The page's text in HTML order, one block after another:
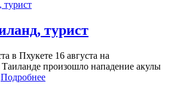
турист
в Пхукете 16 августа на
произошло нападение акулы
Подробнее